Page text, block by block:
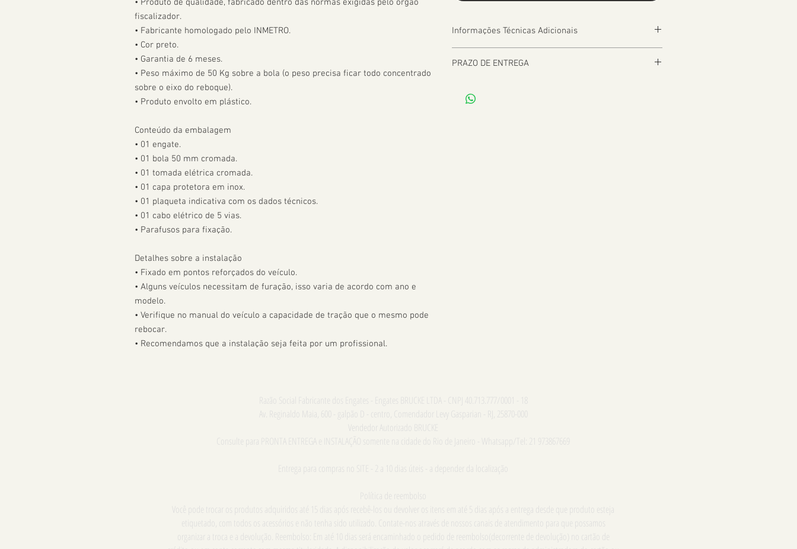
• Produto de qualidade, fabricado dentro das normas exigidas pelo órgão
fiscalizador.
• Fabricante homologado pelo INMETRO.
• Cor preto.
• Garantia de 6 meses.
• Peso máximo de 50 Kg sobre a bola (o peso precisa ficar todo concentrado
sobre o eixo do reboque).
• Produto envolto em plástico.
Conteúdo da embalagem
• 01 engate.
• 01 bola 50 mm cromada.
• 01 tomada elétrica cromada.
• 01 capa protetora em inox.
• 01 plaqueta indicativa com os dados técnicos.
• 01 cabo elétrico de 5 vias.
• Parafusos para fixação.
Detalhes sobre a instalação
• Fixado em pontos reforçados do veículo.
• Alguns veículos necessitam de furação, isso varia de acordo com ano e
modelo.
• Verifique no manual do veículo a capacidade de tração que o mesmo pode
rebocar.
• Recomendamos que a instalação seja feita por um profissional.
Informações Técnicas Adicionais
PRAZO DE ENTREGA
Razão Social Fabricante dos Engates - Engates BRUCKE LTDA - CNPJ 40.713.777/0001 - 18
Av. Reginaldo Maia, 600 - galpão D - centro, Comendador Levy Gasparian - RJ, 25870-000
Vendedor Autorizado BRUCKE
Consulte para PRONTA ENTREGA e INSTALAÇÃO somente na cidade do Rio de Janeiro - Whatsapp/Tel: 21 973867669
Entrega para compras no SITE - 2 a 10 dias úteis - a depender da localização
Política de reembolso
Você pode trocar os produtos adquiridos até 15 dias após recebê-los ou devolver os itens em até 5 dias após a entrega desde que produto esteja
etiquetado, com todos os acessórios e não tenha sido utilizado. Contate-nos através de nossos canais de atendimento para que possamos
organizar a troca e a devolução. Reembolso: Em até 10 dias será encaminhado o pedido de reembolso(decorrente de devolução) no cartão de